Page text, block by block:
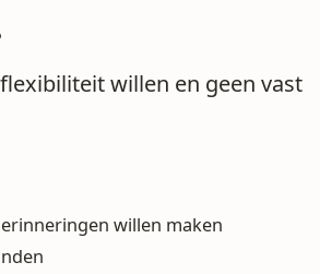
willen en geen vast
willen maken